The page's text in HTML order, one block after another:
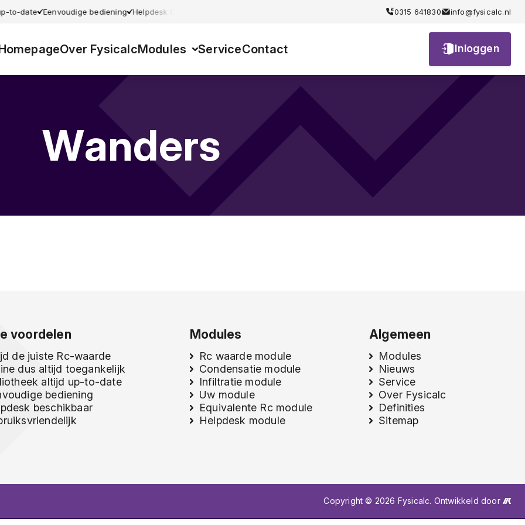
to-date Eenvoudige bediening Helpdesk beschikbaar 0315 641830 info@fysicalc.nl
Over FysicalcModules ServiceContact Inloggen
Wanders
voordelen
de juiste Rc-waarde
dus altijd toegankelijk
altijd up-to-date
bediening
beschikbaar
Modules
Rc waarde module
Condensatie module
Infiltratie module
Uw module
Equivalente Rc module
Helpdesk module
Algemeen
Modules
Nieuws
Service
Over Fysicalc
Definities
Sitemap
Copyright © 2026 Fysicalc. Ontwikkeld door